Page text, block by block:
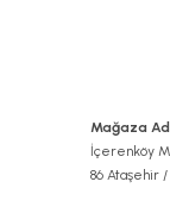
Mağaza
İçerenköy
86 Ataşehir